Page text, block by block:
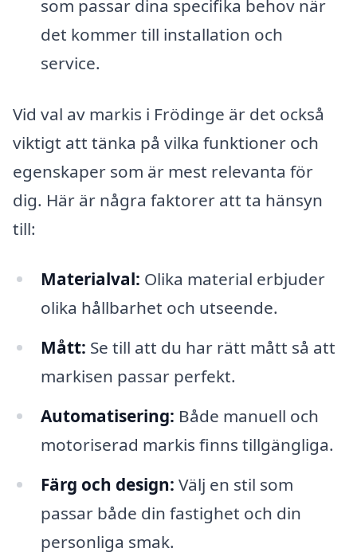
som passar dina specifika behov när
det kommer till installation och
service.
Vid val av markis i Frödinge är det också
viktigt att tänka på vilka funktioner och
egenskaper som är mest relevanta för
dig. Här är några faktorer att ta hänsyn
till:
Materialval: Olika material erbjuder
olika hållbarhet och utseende.
Mått: Se till att du har rätt mått så att
markisen passar perfekt.
Automatisering: Både manuell och
motoriserad markis finns tillgängliga.
Färg och design: Välj en stil som
passar både din fastighet och din
personliga smak.